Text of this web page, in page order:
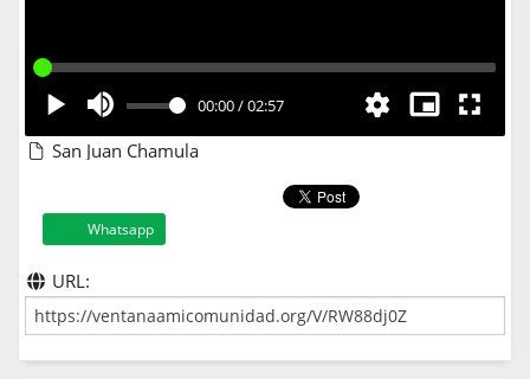
00:00/02:57
San Juan Chamula
Whatsapp
URL: